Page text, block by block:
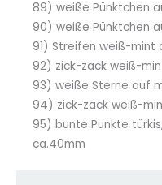
89) weiße Pünktchen
90) weiße Pünktchen
91) Streifen weiß-mint
92) zick-zack weiß-
93) weiße Sterne auf
94) zick-zack weiß-
95) bunte Punkte
ca.40mm